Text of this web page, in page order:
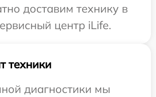
доставим технику в
центр iLife.
техники
диагностики мы